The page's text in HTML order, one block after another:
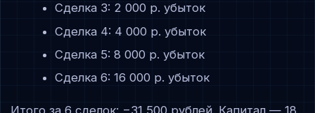
Сделка 3: 2 000 р. убыток
Сделка 4: 4 000 р. убыток
Сделка 5: 8 000 р. убыток
Сделка 6: 16 000 р. убыток
Итого за 6 сделок: −31 500 рублей. Капитал — 18